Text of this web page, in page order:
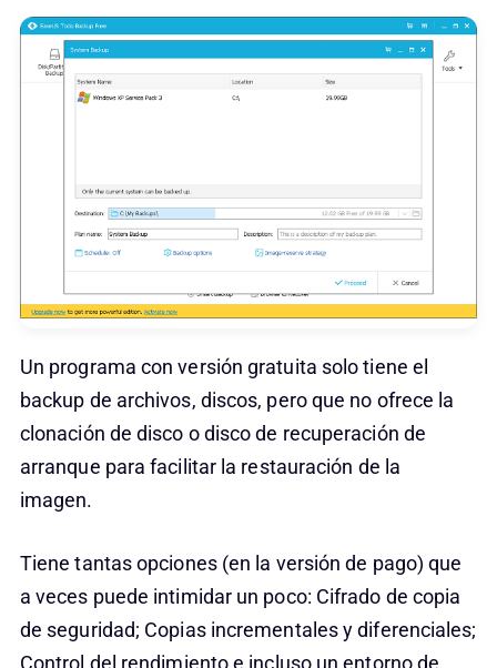
Un programa con versión gratuita solo tiene el
backup de archivos, discos, pero que no ofrece la
clonación de disco o disco de recuperación de
arranque para facilitar la restauración de la
imagen.
Tiene tantas opciones (en la versión de pago) que
a veces puede intimidar un poco: Cifrado de copia
de seguridad; Copias incrementales y diferenciales;
Control del rendimiento e incluso un entorno de